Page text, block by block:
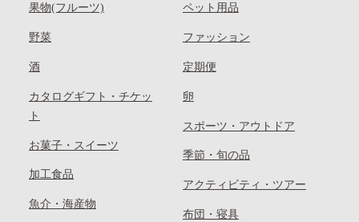
果物(フルーツ)
野菜
酒
カタログギフト・チケッ
ト
お菓子・スイーツ
加工食品
魚介・海産物
ペット用品
ファッション
定期便
卵
スポーツ・アウトドア
季節・旬の品
アクティビティ・ツアー
布団・寝具